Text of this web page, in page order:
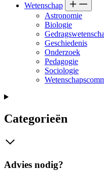
Wetenschap
Astronomie
Biologie
Geschiedenis
Onderzoek
Pedagogie
Sociologie
Categorieën
Advies nodig?